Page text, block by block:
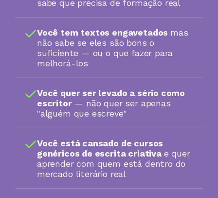
sabe que precisa de formação real
Você tem textos engavetados mas
não sabe se eles são bons o
suficiente — ou o que fazer para
melhorá-los
Você quer ser levado a sério como
escritor — não quer ser apenas
"alguém que escreve"
Você está cansado de cursos
genéricos de escrita criativa e quer
aprender com quem está dentro do
mercado literário real